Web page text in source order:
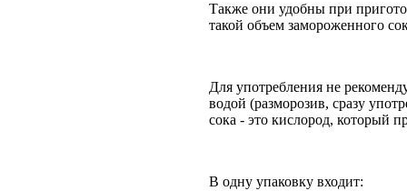
Также они удобны при
такой объем замороженного
Для употребления не
водой (разморозив, сразу
сока - это кислород, который
В одну упаковку входит: